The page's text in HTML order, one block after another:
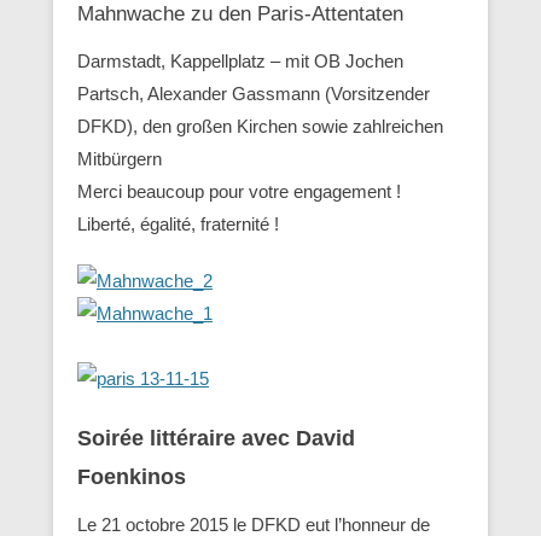
Mahnwache zu den ‪Paris-Attentaten
Darmstadt, Kappellplatz – mit OB Jochen
Partsch, Alexander Gassmann (Vorsitzender
‪‎DFKD), den großen Kirchen sowie zahlreichen
Mitbürgern
Merci beaucoup pour votre engagement !
Liberté, égalité, fraternité !
Soirée littéraire avec David
Foenkinos
Le 21 octobre 2015 le DFKD eut l’honneur de